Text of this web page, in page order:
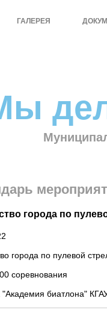
ГАЛЕРЕЯ
города по
города по пулевой
соревнования
биатлона"